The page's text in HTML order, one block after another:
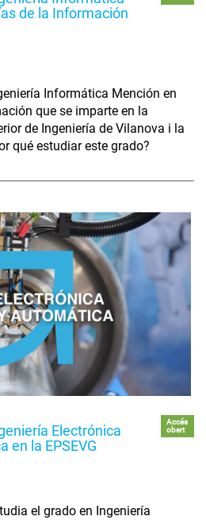
de la Información
Informática Mención en
que se imparte en la
de Ingeniería de Vilanova i la
qué estudiar este grado?
Electrónica
en la EPSEVG
Accés
obert
el grado en Ingeniería